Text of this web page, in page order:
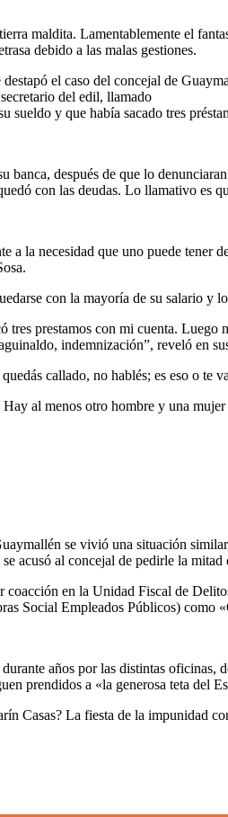
maldita. Lamentablemente el
debido a las malas gestiones.
destapó el caso del concejal de
del edil, llamado
sueldo y que había sacado tres
banca, después de que lo
con las deudas. Lo llamativo es
a la necesidad que uno puede tener
con la mayoría de su salario y
prestamos con mi cuenta.
indemnización”, reveló en
callado, no hablés; es eso o te
al menos otro hombre y una
se vivió una situación
acusó al concejal de pedirle la
coacción en la Unidad Fiscal de
Social Empleados Públicos) como
años por las distintas
prendidos a «la generosa teta del
Casas? La fiesta de la impunidad